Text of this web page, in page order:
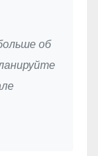
об